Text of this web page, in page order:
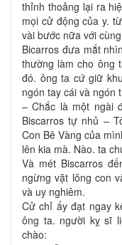
thỉnh thoảng lại ra
mọi cử động của y.
vài bước nữa với
Bicarros đưa mắt
thường làm cho ông
đó. ông ta cứ giữ
ngón tay cái và ngón
– Chắc là một ngài
Biscarros tự nhủ –
Con Bê Vàng của
lên kia mà. Nào. ta
Và mét Biscarros
ngừng vặt lông con
và uy nghiêm.
Cử chỉ ấy đạt ngay
ông ta. người kỵ sĩ
chào: